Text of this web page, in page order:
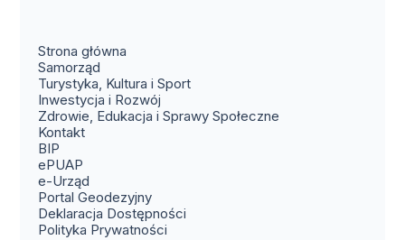
Strona główna
Samorząd
Turystyka, Kultura i Sport
Inwestycja i Rozwój
Zdrowie, Edukacja i Sprawy Społeczne
Kontakt(otwiera się w nowym oknie)
BIP
ePUAP
e-Urząd
Portal Geodezyjny(otwiera się w nowym oknie)
Deklaracja Dostępności
Polityka Prywatności